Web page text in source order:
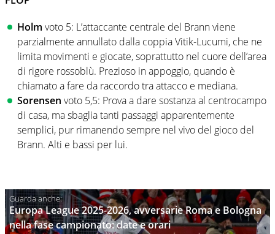
Holm voto 5: L’attaccante centrale del Brann viene
parzialmente annullato dalla coppia Vitik-Lucumi, che ne
limita movimenti e giocate, soprattutto nel cuore dell’area
di rigore rossoblù. Prezioso in appoggio, quando è
chiamato a fare da raccordo tra attacco e mediana.
Sorensen voto 5,5: Prova a dare sostanza al centrocampo
di casa, ma sbaglia tanti passaggi apparentemente
semplici, pur rimanendo sempre nel vivo del gioco del
Brann. Alti e bassi per lui.
Europa League 2025-2026, avversarie Roma e Bologna
nella fase campionato: date e orari